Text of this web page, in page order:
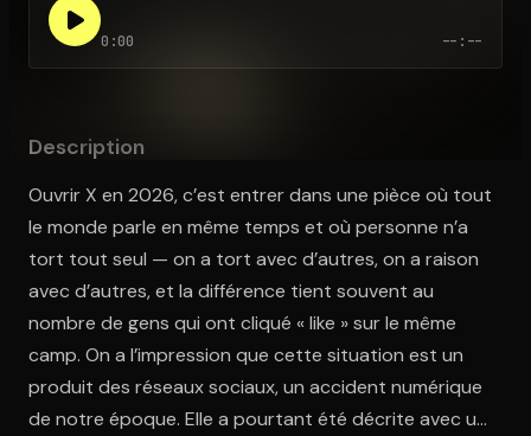
0:00 --:--
Description
Ouvrir X en 2026, c’est entrer dans une pièce où tout
le monde parle en même temps et où personne n’a
tort tout seul — on a tort avec d’autres, on a raison
avec d’autres, et la différence tient souvent au
nombre de gens qui ont cliqué « like » sur le même
camp. On a l’impression que cette situation est un
produit des réseaux sociaux, un accident numérique
de notre époque. Elle a pourtant été décrite avec une